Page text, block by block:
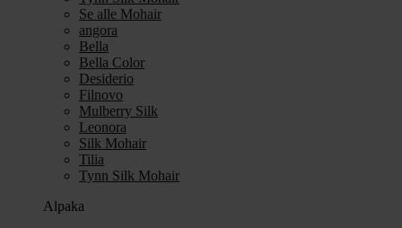
Se alle Mohair
angora
Bella
Bella Color
Desiderio
Filnovo
Mulberry Silk
Leonora
Silk Mohair
Tilia
Tynn Silk Mohair
Alpaka